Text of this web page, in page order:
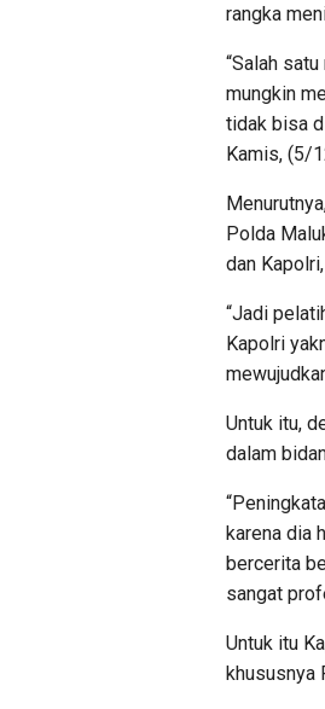
rangka
“Salah
mungkin
tidak bisa
Kamis, (5/
Polda
dan
“Jadi
Kapolri
Untuk itu,
dalam
karena dia
bercerita
sangat
Untuk itu
khususnya